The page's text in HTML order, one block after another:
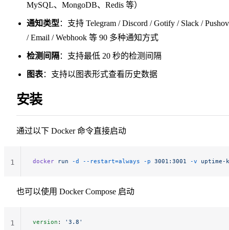
MySQL、MongoDB、Redis 等）
通知类型 ：支持 Telegram / Discord / Gotify / Slack /
/ Email / Webhook 等 90 多种通知方式
检测间隔：支持最低 20 秒的检测间隔
图表：支持以图表形式查看历史数据
安装
通过以下 Docker 命令直接启动
docker run -d --restart=always -p 3001:3001 -v uptime-
1
也可以使用 Docker Compose 启动
version : '3.8'
1